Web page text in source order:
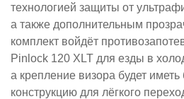
технологией защиты от
а также дополнительным
комплект войдёт
Pinlock 120 XLT для езды в
а крепление визора будет
конструкцию для лёгкого